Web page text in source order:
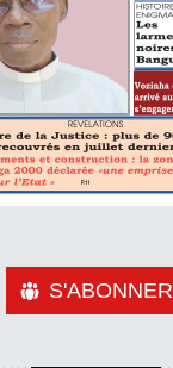
S'ABONNER